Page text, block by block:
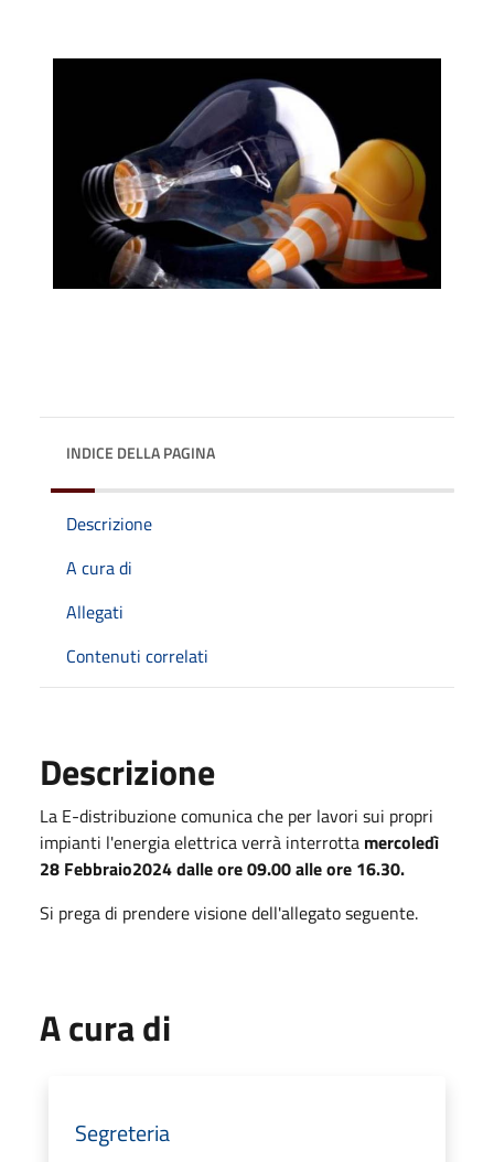
INDICE DELLA PAGINA
Descrizione
A cura di
Allegati
Contenuti correlati
Descrizione
La E-distribuzione comunica che per lavori sui propri
impianti l'energia elettrica verrà interrotta mercoledì
28 Febbraio2024 dalle ore 09.00 alle ore 16.30.
Si prega di prendere visione dell'allegato seguente.
A cura di
Segreteria